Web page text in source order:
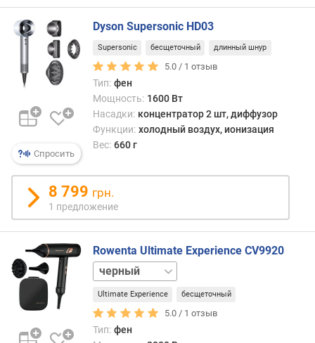
н
ж
и
ы
с
к
о
р
о
с
т
ь
о
з
д
Спросить
Dyson Supersonic HD03
Supersonic бесщеточный длинный шнур
5.0 / 1 отзыв
Тип: фен
Мощность: 1600 Вт
Насадки: концентратор 2 шт, диффузор
Функции: холодный воздух, ионизация
Вес: 660 г
8 799 грн.
1 предложение
Rowenta Ultimate Experience CV9920
белый
Ultimate Experience бесщеточный
5.0 / 1 отзыв
Тип: фен